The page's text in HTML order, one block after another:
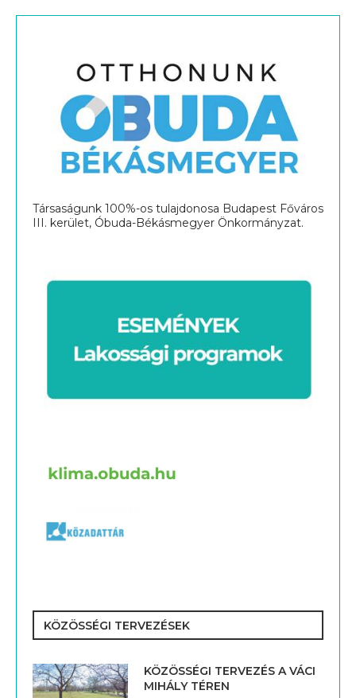
Társaságunk 100%-os tulajdonosa Budapest Főváros
III. kerület, Óbuda-Békásmegyer Önkormányzat.
KÖZÖSSÉGI TERVEZÉSEK
KÖZÖSSÉGI TERVEZÉS A VÁCI
MIHÁLY TÉREN